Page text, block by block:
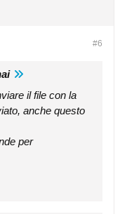
#6
il file con la
anche questo
per